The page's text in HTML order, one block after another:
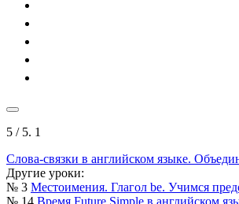
5 / 5. 1
Слова-связки в английском языке.
Другие уроки:
№ 3 Местоимения. Глагол be. Учимся